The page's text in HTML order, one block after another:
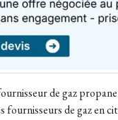
de gaz
fournisseurs de gaz